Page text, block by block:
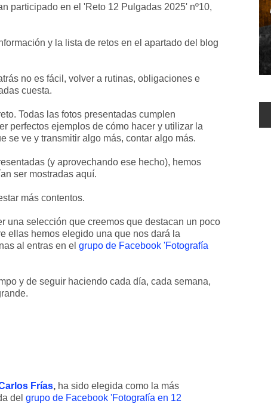
participado en el 'Reto 12 Pulgadas 2025' nº10,
y la lista de retos en el apartado del blog
no es fácil, volver a rutinas, obligaciones e
cuesta.
Todas las fotos presentadas cumplen
perfectos ejemplos de cómo hacer y utilizar la
se ve y transmitir algo más, contar algo más.
(y aprovechando ese hecho), hemos
ser mostradas aquí.
más contentos.
una selección que creemos que destacan un poco
ellas hemos elegido una que nos dará la
al entras en el grupo de Facebook 'Fotografía
y de seguir haciendo cada día, cada semana,
Frías, ha sido elegida como la más
del grupo de Facebook 'Fotografía en 12